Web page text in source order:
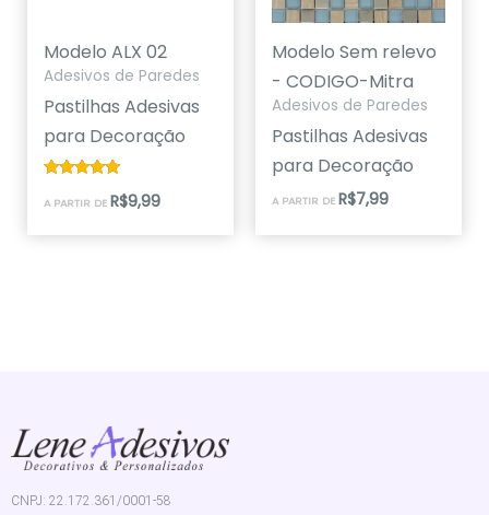
Modelo ALX 02
Adesivos de Paredes
Pastilhas Adesivas
para Decoração
5.00
A PARTIR DE R$9,99
Modelo Sem relevo
- CODIGO-Mitra
Adesivos de Paredes
Pastilhas Adesivas
para Decoração
A PARTIR DE R$7,99
CNPJ: 22.172.361/0001-58